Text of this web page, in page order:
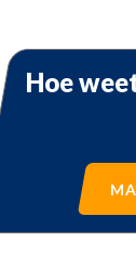
Hoe